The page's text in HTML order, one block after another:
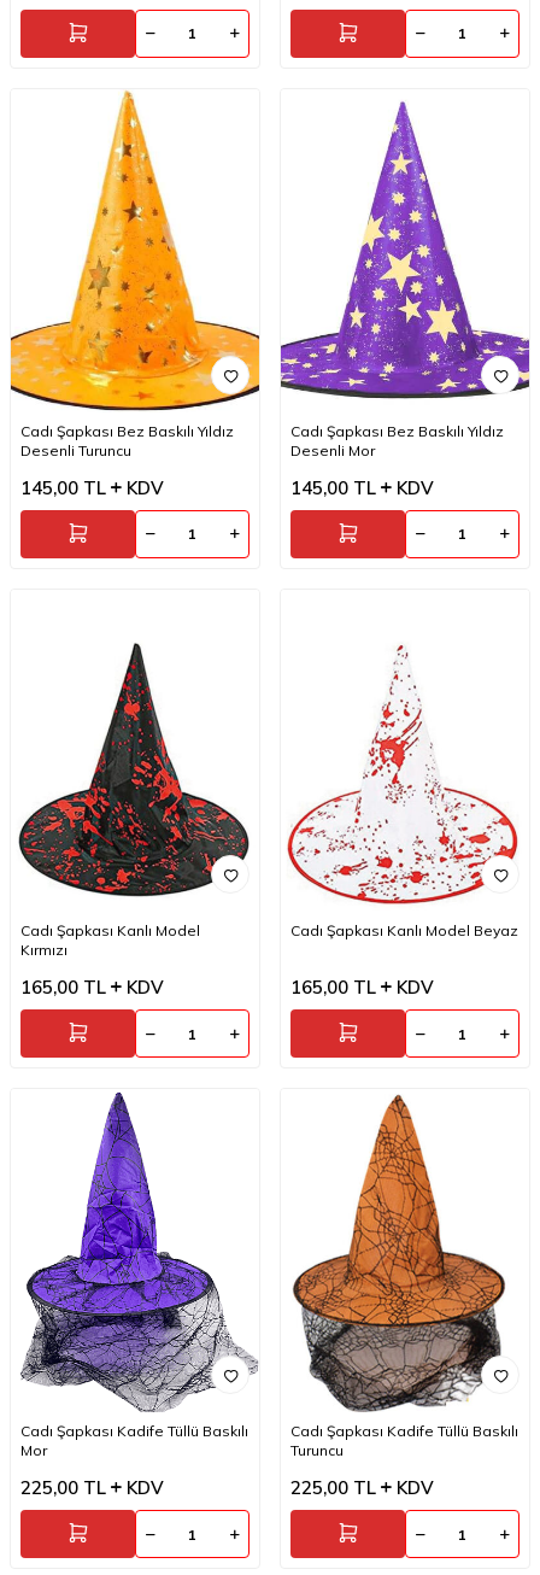
Cadı Şapkası Bez Baskılı Yıldız
Desenli Turuncu
145,00 TL KDV
Cadı Şapkası Bez Baskılı Yıldız
Desenli Mor
145,00 TL KDV
Cadı Şapkası Kanlı Model
Kırmızı
165,00 TL KDV
Cadı Şapkası Kanlı Model Beyaz
165,00 TL KDV
Cadı Şapkası Kadife Tüllü Baskılı
Mor
225,00 TL KDV
Cadı Şapkası Kadife Tüllü Baskılı
Turuncu
225,00 TL KDV